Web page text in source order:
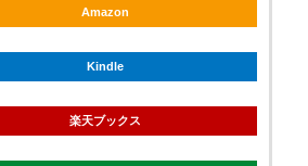
Amazon
Kindle
楽天ブックス